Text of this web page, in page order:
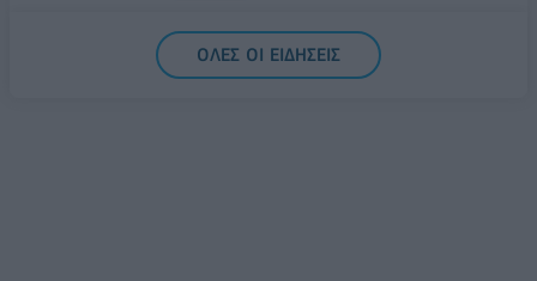
5G παντού, 6G στον ορίζοντα: Πού βρίσκεται η
Ελλάδα στη μεγάλη τεχνολογική μετάβαση
ΟΛΕΣ ΟΙ ΕΙΔΗΣΕΙΣ